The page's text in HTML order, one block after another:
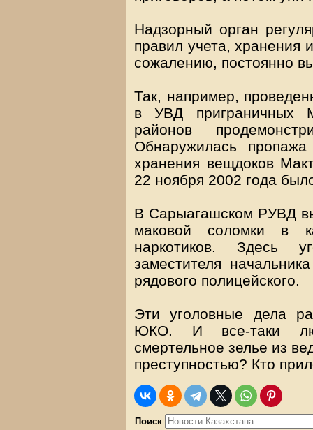
Надзорный орган
правил учета, хранения
сожалению, постоянно
Так, например,
в УВД приграничных
районов
Обнаружилась
хранения вещдоков
22 ноября 2002 года
В Сарыагашском РУВД
маковой соломки в
наркотиков. Здесь
заместителя
рядового полицейского.
Эти уголовные дела
ЮКО. И все-таки
смертельное зелье из
преступностью? Кто
Поиск